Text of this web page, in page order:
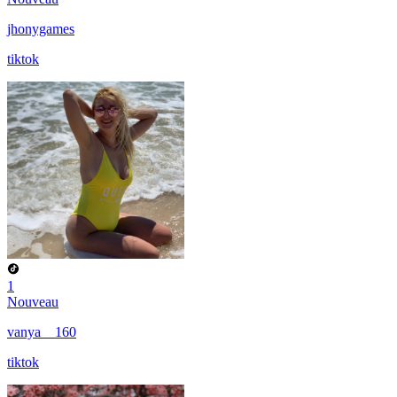
jhonygames
tiktok
1
Nouveau
vanya__160
tiktok